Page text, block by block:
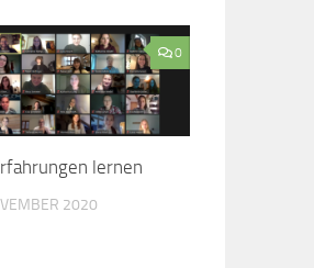
0
lernen
2020